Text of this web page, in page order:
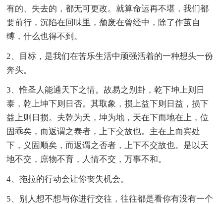
有的、失去的，都无可更改。就算命运再不堪，我们都
要前行，沉陷在回味里，颓废在曾经中，除了作茧自
缚，什么也得不到。
2、目标，是我们在苦乐生活中顽强活着的一种想头一份
奔头。
3、惟圣人能通天下之情。故易之别卦，乾下坤上则日
泰，乾上坤下则日否。其取象，损上益下则日益，损下
益上则日损。夫乾为天，坤为地，天在下而地在上，位
固乖矣，而返谓之泰者，上下交故也。主在上而宾处
下，义固顺矣，而返谓之否者，上下不交故也。是以天
地不交，庶物不育，人情不交，万事不和。
4、拖拉的行动会让你丧失机会。
5、别人想不想与你进行交往，往往都是看你有没有一个